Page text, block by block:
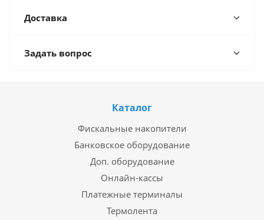
Доставка
Задать вопрос
Каталог
Фискальные накопители
Банковское оборудование
Доп. оборудование
Онлайн-кассы
Платежные терминалы
Термолента